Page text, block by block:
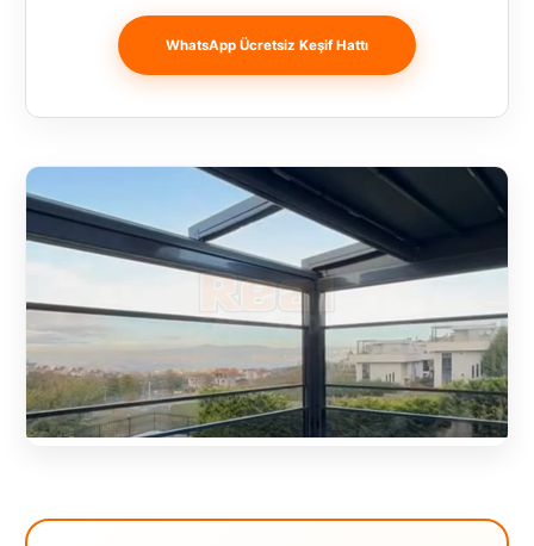
WhatsApp Ücretsiz Keşif Hattı
Bosnia and
Herzegovina
București
Bulgaristan
Bursa
Çanakkale
Çekya
Diyarbakır
Edirne